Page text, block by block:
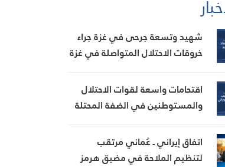
شهيد وتسعة جرحى في غزة جراء
خروقات الاحتلال المتواصلة في غزة
اقتحامات واسعة لقوات الاحتلال
والمستوطنين في الضفة المحتلة
اتفاق إيراني ـ عُماني مرتقب
لتنظيم الملاحة في مضيق هرمز